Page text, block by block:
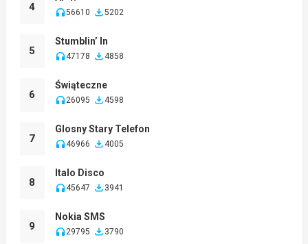
4 56610 5202
5
Stumblin’ In
47178 4858
6
Świąteczne
26095 4598
7
Glosny Stary Telefon
46966 4005
8
Italo Disco
45647 3941
9
Nokia SMS
29795 3790